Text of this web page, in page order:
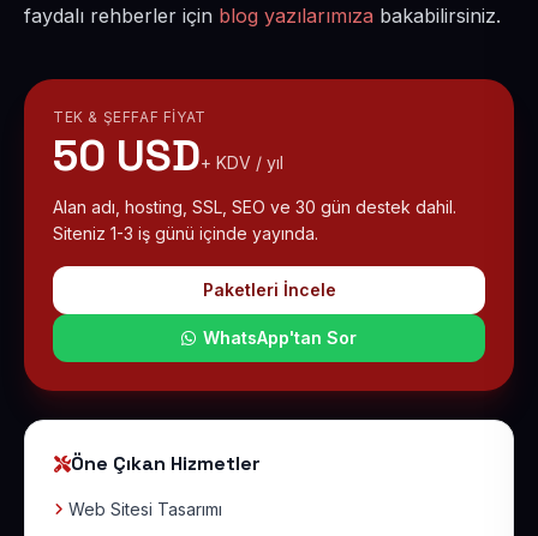
faydalı rehberler için blog yazılarımıza bakabilirsiniz.
TEK & ŞEFFAF FIYAT
50 USD+ KDV / yıl
Alan adı, hosting, SSL, SEO ve 30 gün destek dahil.
Siteniz 1-3 iş günü içinde yayında.
Paketleri İncele
WhatsApp'tan Sor
Öne Çıkan Hizmetler
Web Sitesi Tasarımı